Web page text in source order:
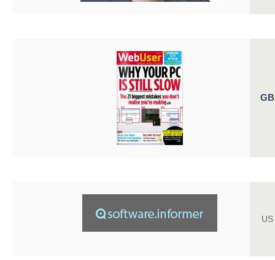
GB
US